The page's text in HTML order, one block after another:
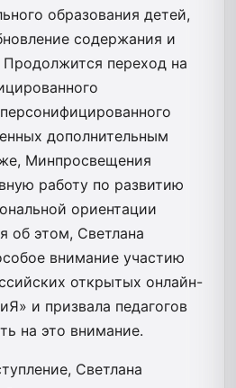
образования детей,
содержания и
переход на
дополнительным
Минпросвещения
работу по развитию
ориентации
об этом, Светлана
внимание участию
открытых онлайн-
и призвала педагогов
на это внимание.
Светлана